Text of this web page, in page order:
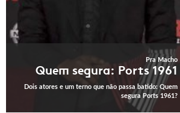
Pra Macho
Quem segura: Ports 1961
Dois atores e um terno que não passa batido: Quem
segura Ports 1961?